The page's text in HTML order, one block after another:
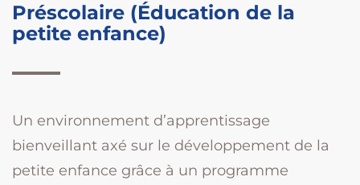
Préscolaire (Éducation de la
petite enfance)
Un environnement d’apprentissage
bienveillant axé sur le développement de la
petite enfance grâce à un programme